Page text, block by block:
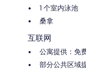
1 个室内泳池
桑拿
互联网
公寓提供：免
部分公共区域